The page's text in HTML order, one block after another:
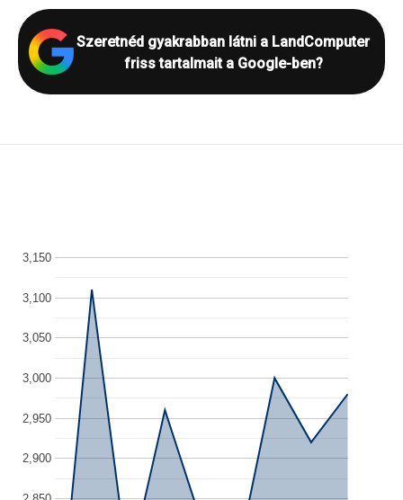
Szeretnéd gyakrabban látni a LandComputer
friss tartalmait a Google-ben?
2,900
2,950
3,000
3,050
3,100
3,150